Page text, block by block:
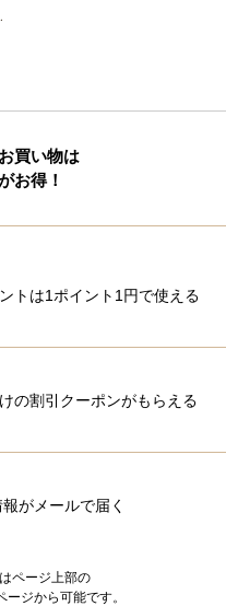
買い物は
お得！
トは1ポイント1円で使える
の割引クーポンがもらえる
がメールで届く
ページ上部の
ジから可能です。